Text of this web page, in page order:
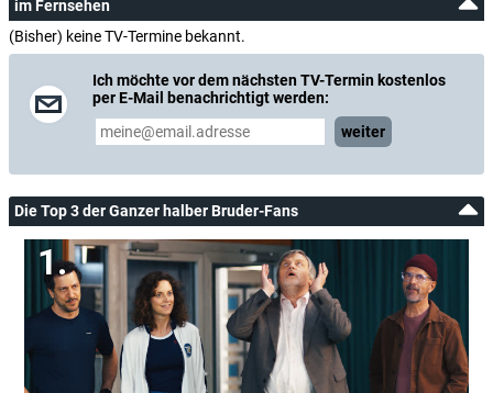
im Fernsehen
(Bisher) keine TV-Termine bekannt.
Ich möchte vor dem nächsten TV-Termin kostenlos
per E-Mail benachrichtigt werden:
weiter
Die Top 3 der Ganzer halber Bruder-Fans